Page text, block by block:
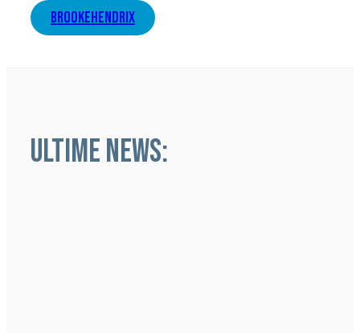
brookehendrix
ULTIME NEWS: